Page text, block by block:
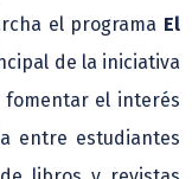
el programa El
de la iniciativa
fomentar el interés
entre estudiantes